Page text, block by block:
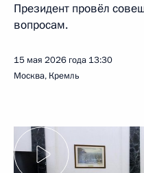
Президент провёл
вопросам.
15 мая 2026 года 13:30
Москва, Кремль